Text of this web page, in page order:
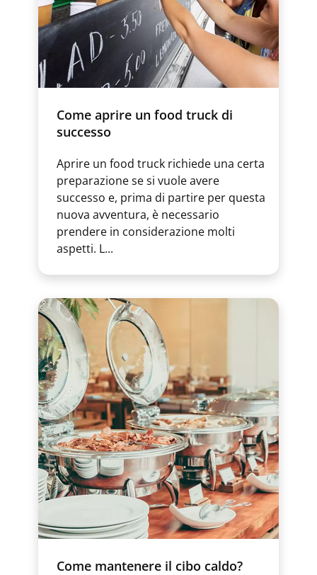
Come aprire un food truck di
successo
Aprire un food truck richiede una certa
preparazione se si vuole avere
successo e, prima di partire per questa
nuova avventura, è necessario
prendere in considerazione molti
aspetti. L...
Come mantenere il cibo caldo?